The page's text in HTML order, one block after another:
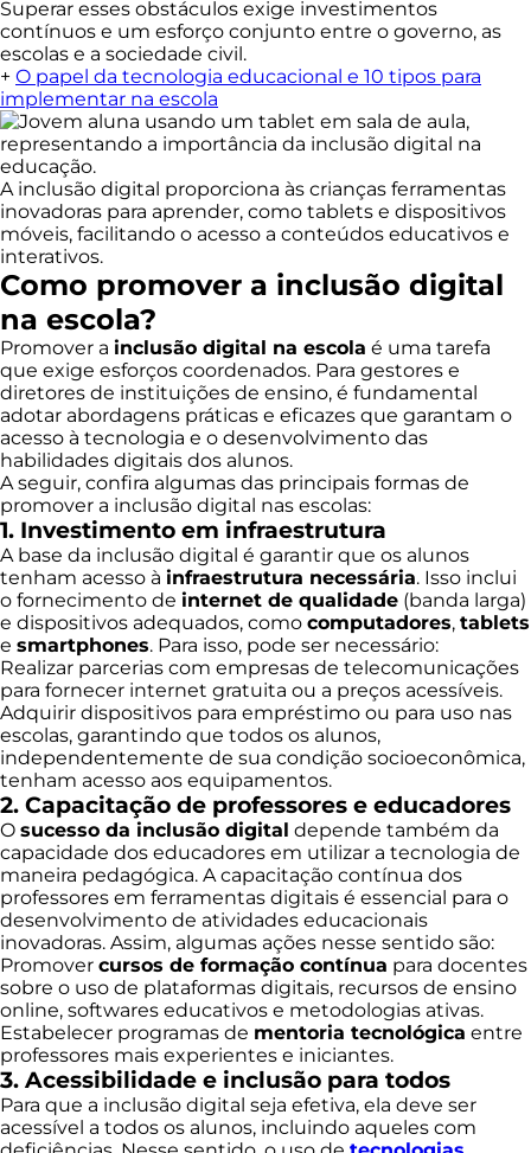
Superar esses obstáculos exige investimentos
contínuos e um esforço conjunto entre o governo, as
escolas e a sociedade civil.
+ O papel da tecnologia educacional e 10 tipos para
implementar na escola
A inclusão digital proporciona às crianças ferramentas
inovadoras para aprender, como tablets e dispositivos
móveis, facilitando o acesso a conteúdos educativos e
interativos.
Como promover a inclusão digital
na escola?
Promover a inclusão digital na escola é uma tarefa
que exige esforços coordenados. Para gestores e
diretores de instituições de ensino, é fundamental
adotar abordagens práticas e eficazes que garantam o
acesso à tecnologia e o desenvolvimento das
habilidades digitais dos alunos.
A seguir, confira algumas das principais formas de
promover a inclusão digital nas escolas:
1. Investimento em infraestrutura
A base da inclusão digital é garantir que os alunos
tenham acesso à infraestrutura necessária. Isso inclui
o fornecimento de internet de qualidade (banda larga)
e dispositivos adequados, como computadores, tablets
e smartphones. Para isso, pode ser necessário:
Realizar parcerias com empresas de telecomunicações
para fornecer internet gratuita ou a preços acessíveis.
Adquirir dispositivos para empréstimo ou para uso nas
escolas, garantindo que todos os alunos,
independentemente de sua condição socioeconômica,
tenham acesso aos equipamentos.
2. Capacitação de professores e educadores
O sucesso da inclusão digital depende também da
capacidade dos educadores em utilizar a tecnologia de
maneira pedagógica. A capacitação contínua dos
professores em ferramentas digitais é essencial para o
desenvolvimento de atividades educacionais
inovadoras. Assim, algumas ações nesse sentido são:
Promover cursos de formação contínua para docentes
sobre o uso de plataformas digitais, recursos de ensino
online, softwares educativos e metodologias ativas.
Estabelecer programas de mentoria tecnológica entre
professores mais experientes e iniciantes.
3. Acessibilidade e inclusão para todos
Para que a inclusão digital seja efetiva, ela deve ser
acessível a todos os alunos, incluindo aqueles com